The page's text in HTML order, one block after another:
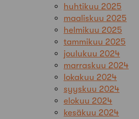
huhtikuu 2025
maaliskuu 2025
helmikuu 2025
tammikuu 2025
joulukuu 2024
marraskuu 2024
lokakuu 2024
syyskuu 2024
elokuu 2024
kesäkuu 2024